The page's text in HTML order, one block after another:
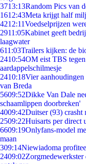
3713:13Random Pics van
1612:43Meta krijgt half
4212:11Voedselprijzen
2911:05Kabinet geeft
laagwater
611:03Trailers kijken: de
2410:54OM eist TBS
aardappelschilmesje
2410:18Vier aanhoudingen
van Breda
5609:52Dikke Van Dale
schaamlippen doorbreken'
4009:42Duitser (93) crasht
2509:22Huisarts per direct
6609:19Onlyfans-model
maan
309:14Niewiadoma
2409:02Zorgmedewerkster